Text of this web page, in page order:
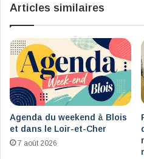
Articles similaires
Agenda du weekend à Blois
et dans le Loir-et-Cher
7 août 2026